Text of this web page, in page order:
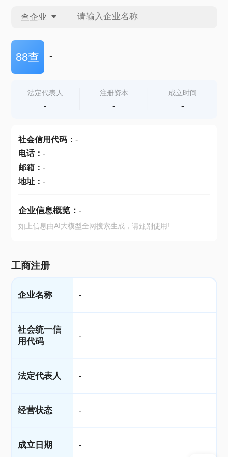
查企业
查企业
查产地
88查 -
法定代表人
-
注册资本
-
成立时间
-
社会信用代码： -
电话： -
邮箱： -
地址： -
企业信息概览： -
如上信息由AI大模型全网搜索生成，请甄别使用!
工商注册
企业名称 -
社会统一信
用代码
-
法定代表人 -
经营状态 -
成立日期 -